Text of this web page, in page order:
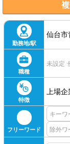
勤務地/駅
仙台市
職種
未設定
特徴
上場
フリーワード